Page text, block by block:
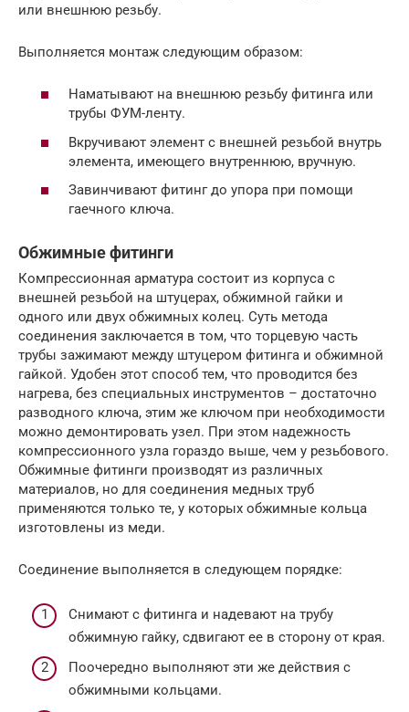
или внешнюю резьбу.
Выполняется монтаж следующим образом:
Наматывают на внешнюю резьбу фитинга или
трубы ФУМ-ленту.
Вкручивают элемент с внешней резьбой внутрь
элемента, имеющего внутреннюю, вручную.
Завинчивают фитинг до упора при помощи
гаечного ключа.
Обжимные фитинги
Компрессионная арматура состоит из корпуса с
внешней резьбой на штуцерах, обжимной гайки и
одного или двух обжимных колец. Суть метода
соединения заключается в том, что торцевую часть
трубы зажимают между штуцером фитинга и обжимной
гайкой. Удобен этот способ тем, что проводится без
нагрева, без специальных инструментов – достаточно
разводного ключа, этим же ключом при необходимости
можно демонтировать узел. При этом надежность
компрессионного узла гораздо выше, чем у резьбового.
Обжимные фитинги производят из различных
материалов, но для соединения медных труб
применяются только те, у которых обжимные кольца
изготовлены из меди.
Соединение выполняется в следующем порядке:
Снимают с фитинга и надевают на трубу
обжимную гайку, сдвигают ее в сторону от края.
Поочередно выполняют эти же действия с
обжимными кольцами.